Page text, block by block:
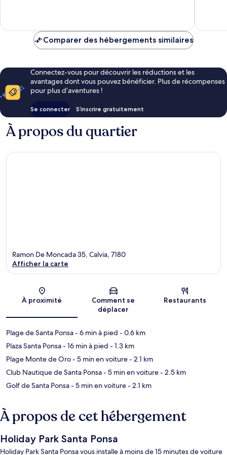
Comparer des hébergements similaires
Connectez-vous pour découvrir les réductions et les
avantages dont vous pouvez bénéficier. Plus de récompenses
pour plus d’aventures !
Se connecter S’inscrire gratuitement
À propos du quartier
Carte
Ramon De Moncada 35, Calvia, 7180
Afficher la carte
À proximité
Comment se
déplacer
Restaurants
Plage de Santa Ponsa- 6 min à pied - 0.6 km
Plaza Santa Ponsa- 16 min à pied - 1.3 km
Plage Monte de Oro- 5 min en voiture- 2.1 km
Club Nautique de Santa Ponsa- 5 min en voiture- 2.5 km
Golf de Santa Ponsa- 5 min en voiture- 2.1 km
À propos de cet hébergement
Holiday Park Santa Ponsa
Holiday Park Santa Ponsa vous installe à moins de 15 minutes de voiture